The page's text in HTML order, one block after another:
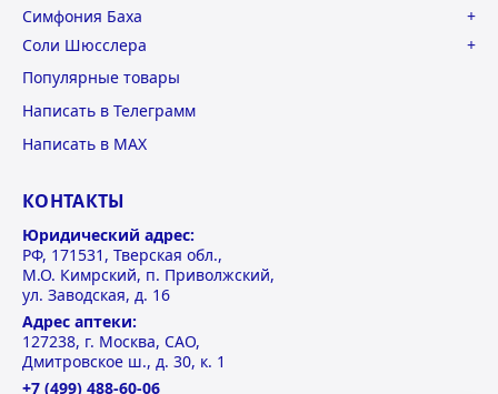
Симфония Баха
Соли Шюсслера
Популярные товары
Написать в Телеграмм
Написать в MAX
КОНТАКТЫ
Юридический адрес:
РФ, 171531, Тверская обл.,
М.О. Кимрский, п. Приволжский,
ул. Заводская, д. 16
Адрес аптеки:
127238, г. Москва, САО,
Дмитровское ш., д. 30, к. 1
+7 (499) 488-60-06